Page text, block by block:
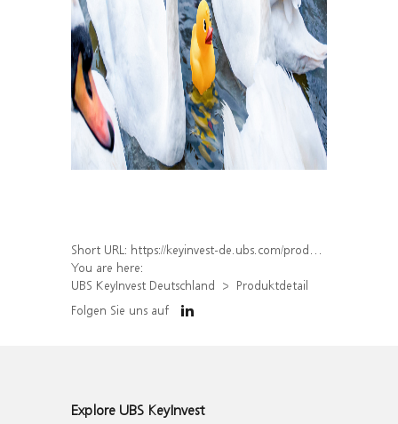
Short URL: https://keyinvest-de.ubs.com/produkt/detail/index/isin/DE000WA60AL0
You are here:
UBS KeyInvest Deutschland
Produktdetail
Folgen Sie uns auf
Explore UBS KeyInvest